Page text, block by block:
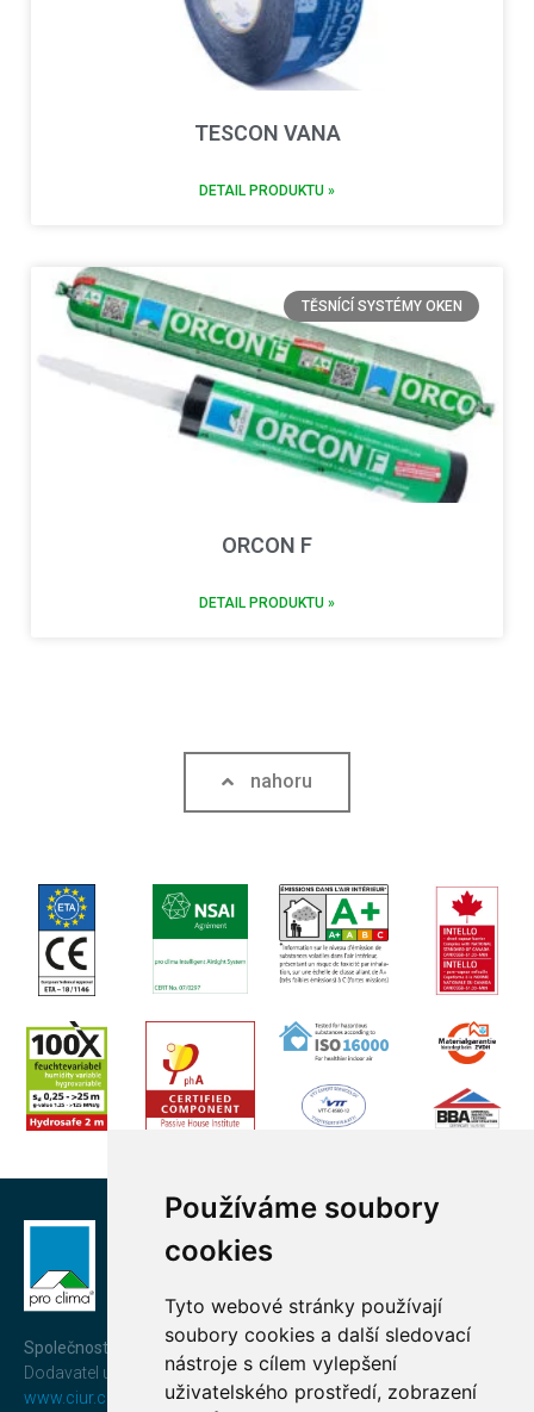
Používáme soubory
cookies
Tyto webové stránky používají
soubory cookies a další sledovací
nástroje s cílem vylepšení
uživatelského prostředí, zobrazení
TESCON VANA
DETAIL PRODUKTU »
TĚSNÍCÍ SYSTÉMY OKEN
ORCON F
DETAIL PRODUKTU »
nahoru
Společnost CIUR a.s.
Dodavatel uceleného a prověřeného systémupro clima®
www.ciur.cz